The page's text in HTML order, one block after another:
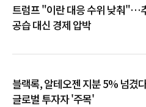
트럼프 "이란 대응 수위 낮춰"…
공습 대신 경제 압박
블랙록, 알테오젠 지분 5% 넘겼
글로벌 투자자 '주목'